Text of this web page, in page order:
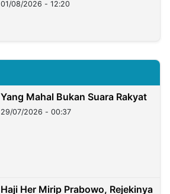
01/08/2026 - 12:20
Yang Mahal Bukan Suara Rakyat
29/07/2026 - 00:37
Haji Her Mirip Prabowo, Rejekinya